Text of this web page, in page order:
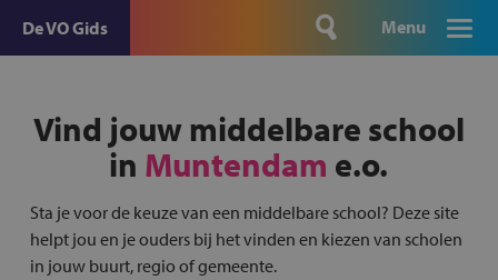
De VO Gids Menu
Vind jouw middelbare school
in Muntendam e.o.
Sta je voor de keuze van een middelbare school? Deze site
helpt jou en je ouders bij het vinden en kiezen van scholen
in jouw buurt, regio of gemeente.